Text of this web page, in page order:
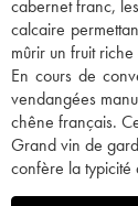
cabernet franc,
calcaire
mûrir un fruit
En cours de
vendangées
chêne français.
Grand vin de
confère la typicité